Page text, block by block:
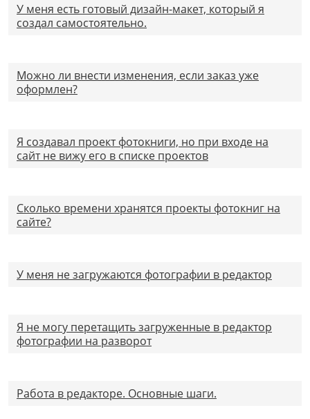
У меня есть готовый дизайн-макет, который я
создал самостоятельно.
Можно ли внести изменения, если заказ уже
оформлен?
Я создавал проект фотокниги, но при входе на
сайт не вижу его в списке проектов
Сколько времени хранятся проекты фотокниг на
сайте?
У меня не загружаются фотографии в редактор
Я не могу перетащить загруженные в редактор
фотографии на разворот
Работа в редакторе. Основные шаги.